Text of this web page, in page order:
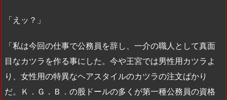
「えッ？」
「私は今回の仕事で公務員を辞し、一介の職人として真面
目なカツラを作る事にした。今や王宮では男性用カツラよ
り、女性用の特異なヘアスタイルのカツラの注文ばかり
だ。Ｋ．Ｇ．Ｂ．の股ドールの多くが第一種公務員の資格